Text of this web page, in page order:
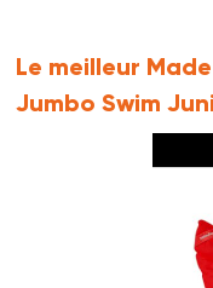
Le meilleur
Jumbo Swim